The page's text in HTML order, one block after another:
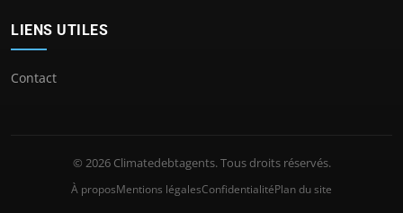
LIENS UTILES
Contact
© 2026 Climatedebtagents. Tous droits réservés.
À proposMentions légalesConfidentialitéPlan du site